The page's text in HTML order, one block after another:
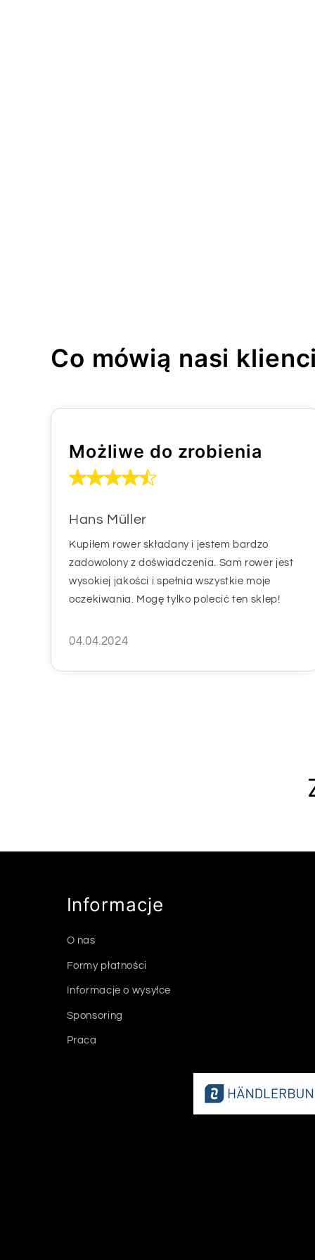
Co mówią nasi klienci
Możliwe do zrobienia
Hans Müller
Kupiłem rower składany i jestem bardzo
zadowolony z doświadczenia. Sam rower jest
wysokiej jakości i spełnia wszystkie moje
oczekiwania. Mogę tylko polecić ten sklep!
04.04.2024
Informacje
O nas
Formy płatności
Informacje o wysyłce
Sponsoring
Praca